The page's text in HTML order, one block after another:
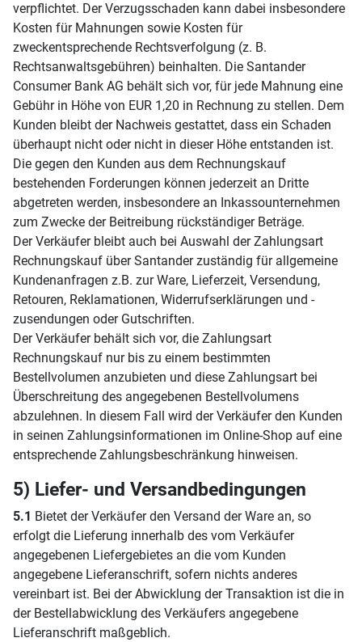
verpflichtet. Der Verzugsschaden kann dabei insbesondere
Kosten für Mahnungen sowie Kosten für
zweckentsprechende Rechtsverfolgung (z. B.
Rechtsanwaltsgebühren) beinhalten. Die Santander
Consumer Bank AG behält sich vor, für jede Mahnung eine
Gebühr in Höhe von EUR 1,20 in Rechnung zu stellen. Dem
Kunden bleibt der Nachweis gestattet, dass ein Schaden
überhaupt nicht oder nicht in dieser Höhe entstanden ist.
Die gegen den Kunden aus dem Rechnungskauf
bestehenden Forderungen können jederzeit an Dritte
abgetreten werden, insbesondere an Inkassounternehmen
zum Zwecke der Beitreibung rückständiger Beträge.
Der Verkäufer bleibt auch bei Auswahl der Zahlungsart
Rechnungskauf über Santander zuständig für allgemeine
Kundenanfragen z.B. zur Ware, Lieferzeit, Versendung,
Retouren, Reklamationen, Widerrufserklärungen und -
zusendungen oder Gutschriften.
Der Verkäufer behält sich vor, die Zahlungsart
Rechnungskauf nur bis zu einem bestimmten
Bestellvolumen anzubieten und diese Zahlungsart bei
Überschreitung des angegebenen Bestellvolumens
abzulehnen. In diesem Fall wird der Verkäufer den Kunden
in seinen Zahlungsinformationen im Online-Shop auf eine
entsprechende Zahlungsbeschränkung hinweisen.
5) Liefer- und Versandbedingungen
5.1 Bietet der Verkäufer den Versand der Ware an, so
erfolgt die Lieferung innerhalb des vom Verkäufer
angegebenen Liefergebietes an die vom Kunden
angegebene Lieferanschrift, sofern nichts anderes
vereinbart ist. Bei der Abwicklung der Transaktion ist die in
der Bestellabwicklung des Verkäufers angegebene
Lieferanschrift maßgeblich.